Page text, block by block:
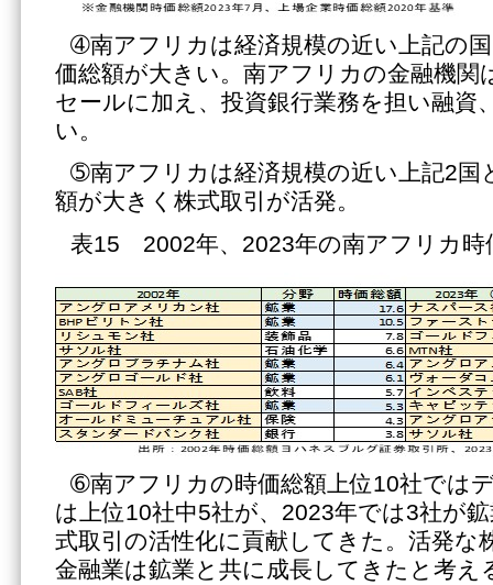
➃南アフリカは経済規模の近い上記の
価総額が大きい。南アフリカの金融機関
セールに加え、投資銀行業務を担い融資
い。
➄南アフリカは経済規模の近い上記2国
額が大きく株式取引が活発。
表15 2002年、2023年の南アフリカ時
➅南アフリカの時価総額上位10社では
は上位10社中5社が、2023年では3社が
式取引の活性化に貢献してきた。活発な
金融業は鉱業と共に成長してきたと考え